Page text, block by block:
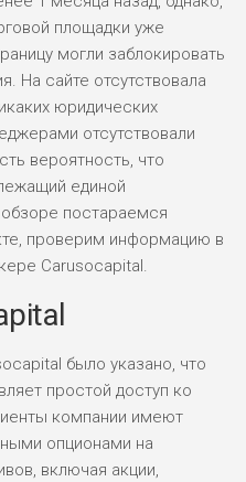
площадки уже
могли заблокировать
На сайте отсутствовала
юридических
отсутствовали
вероятность, что
единой
постараемся
проверим информацию в
Carusocapital.
было указано, что
простой доступ ко
компании имеют
опционами на
включая акции,